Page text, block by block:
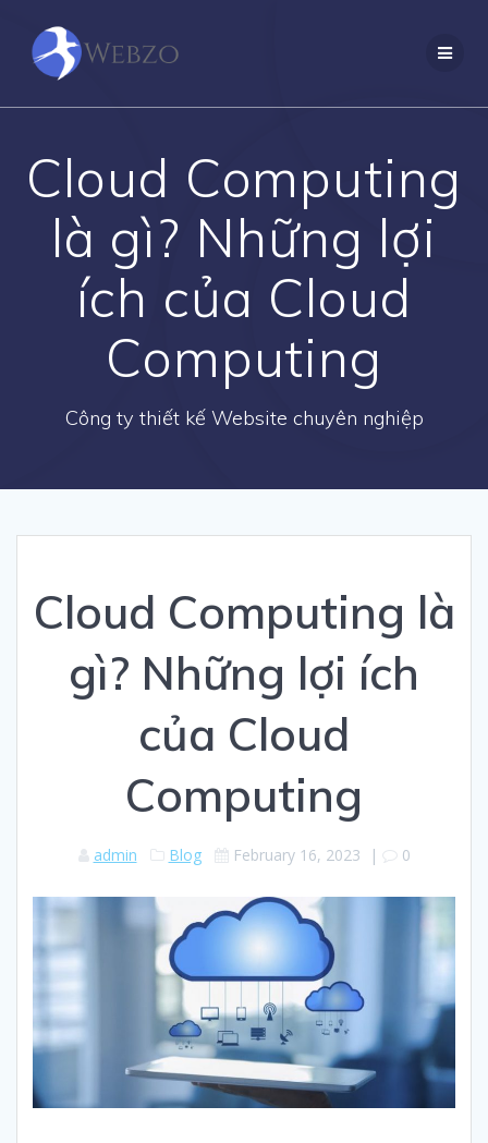
Cloud Computing
là gì? Những lợi
ích của Cloud
Computing
Công ty thiết kế Website chuyên nghiệp
Cloud Computing là
gì? Những lợi ích
của Cloud
Computing
admin Blog February 16, 2023 | 0